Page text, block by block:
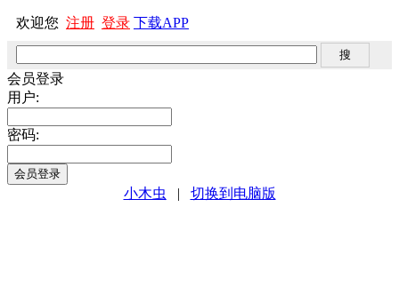
欢迎您 注册 登录 下载APP
会员登录
用户:
密码:
小木虫 | 切换到电脑版